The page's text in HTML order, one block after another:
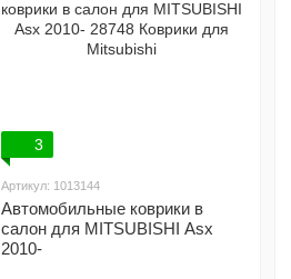
3
Артикул: 1013144
Автомобильные коврики в
салон для MITSUBISHI Asx
2010-